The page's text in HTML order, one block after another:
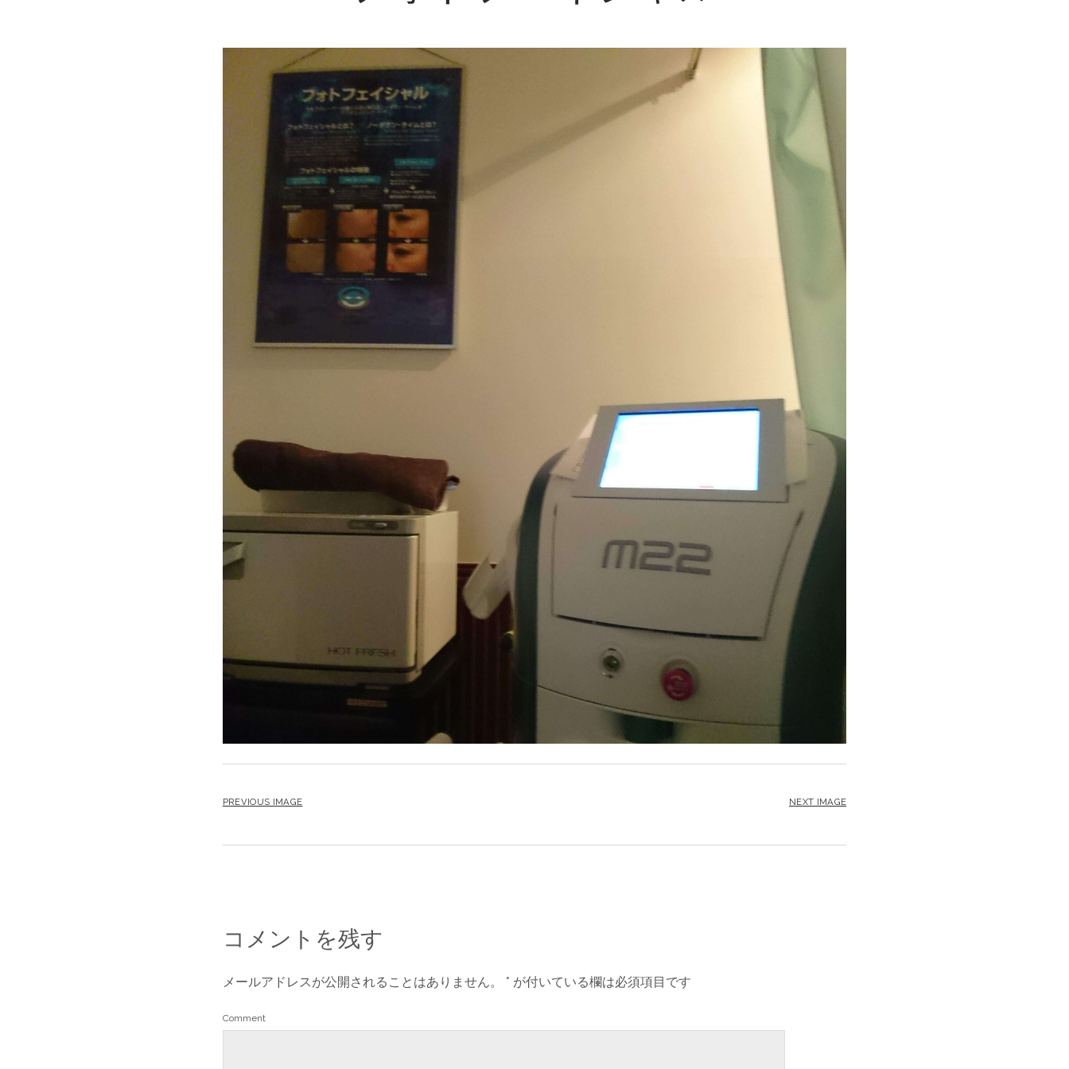
ッ
プ
ア
ー
ト
ー
ク
PREVIOUS IMAGE NEXT IMAGE
コメントを残す
メールアドレスが公開されることはありません。 * が付いている欄は必須項目です
Comment